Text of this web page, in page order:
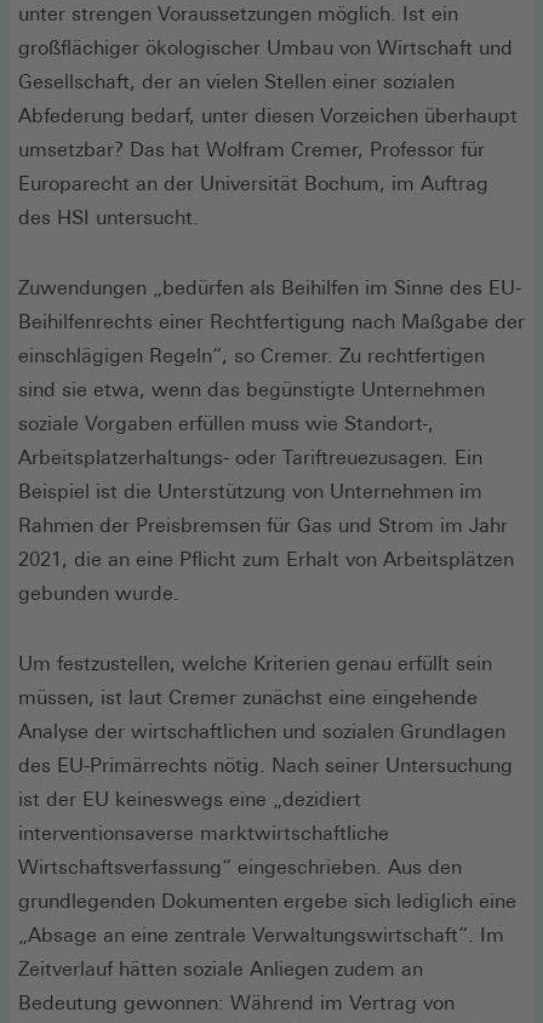
unter strengen Voraussetzungen möglich. Ist ein
großflächiger ökologischer Umbau von Wirtschaft und
Gesellschaft, der an vielen Stellen einer sozialen
Abfederung bedarf, unter diesen Vorzeichen überhaupt
umsetzbar? Das hat Wolfram Cremer, Professor für
Europarecht an der Universität Bochum, im Auftrag
des HSI untersucht.
Zuwendungen „bedürfen als Beihilfen im Sinne des EU-
Beihilfenrechts einer Rechtfertigung nach Maßgabe der
einschlägigen Regeln“, so Cremer. Zu rechtfertigen
sind sie etwa, wenn das begünstigte Unternehmen
soziale Vorgaben erfüllen muss wie Standort-,
Arbeitsplatzerhaltungs- oder Tariftreuezusagen. Ein
Beispiel ist die Unterstützung von Unternehmen im
Rahmen der Preisbremsen für Gas und Strom im Jahr
2021, die an eine Pflicht zum Erhalt von Arbeitsplätzen
gebunden wurde.
Um festzustellen, welche Kriterien genau erfüllt sein
müssen, ist laut Cremer zunächst eine eingehende
Analyse der wirtschaftlichen und sozialen Grundlagen
des EU-Primärrechts nötig. Nach seiner Untersuchung
ist der EU keineswegs eine „dezidiert
interventionsaverse marktwirtschaftliche
Wirtschaftsverfassung“ eingeschrieben. Aus den
grundlegenden Dokumenten ergebe sich lediglich eine
„Absage an eine zentrale Verwaltungswirtschaft“. Im
Zeitverlauf hätten soziale Anliegen zudem an
Bedeutung gewonnen: Während im Vertrag von